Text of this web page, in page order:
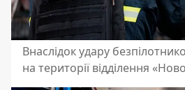
Внаслідок удару
на території відділення